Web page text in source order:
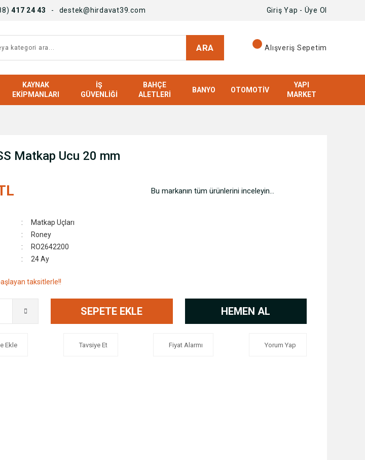
417 24 43 destek@hirdavat39.com Giriş Yap - Üye Ol
ARA Alışveriş Sepetim
KAYNAK
EKIPMANLARI
İŞ
GÜVENLIĞI
BAHÇE
ALETLERI
BANYO OTOMOTIV
YAPI
MARKET
Matkap Ucu 20 mm
Bu markanın tüm ürünlerini inceleyin...
Matkap Uçları
Roney
RO2642200
24 Ay
taksitlerle!!
SEPETE EKLE HEMEN AL
Tavsiye Et Fiyat Alarmı Yorum Yap